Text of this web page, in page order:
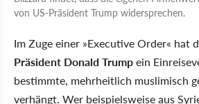
von US-Präsident Trump widersprechen.
Im Zuge einer »Executive Order« hat
Präsident Donald Trumpein
bestimmte, mehrheitlich muslimisch
verhängt. Wer beispielsweise aus